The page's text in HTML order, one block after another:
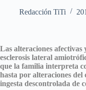
Redacción TiTi
Las alteraciones
esclerosis lateral
que la familia interpreta
hasta por alteraciones del
ingesta descontrolada de